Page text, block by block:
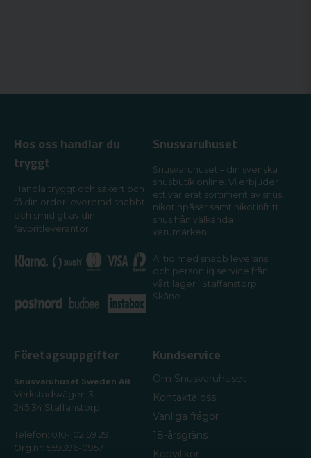
Hos oss handlar du
tryggt
Handla tryggt och säkert och
få din order levererad snabbt
och smidigt av din
favoritleverantör!
Snusvaruhuset
Snusvaruhuset – din svenska
snusbutik online. Vi erbjuder
ett varierat sortiment av snus,
nikotinpåsar samt nikotinfritt
snus från välkända
varumärken.
Alltid med snabb leverans
och personlig service från
vårt lager i Staffanstorp i
Skåne.
Företagsuppgifter
Snusvaruhuset Sweden AB
Verkstadsvägen 3
245 34 Staffanstorp
Telefon: 010-102 59 29
Org.nr: 559396-0957
Kundservice
Om Snusvaruhuset
Kontakta oss
Vanliga frågor
18-årsgräns
Köpvillkor